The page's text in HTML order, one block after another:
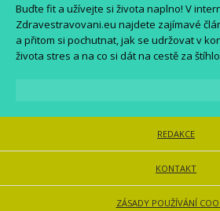
Buďte fit a užívejte si života naplno! V
Zdravestravovani.eu najdete zajímavé
a přitom si pochutnat, jak se udržovat v
života stres a na co si dát na cestě za
REDAKCE
KONTAKT
ZÁSADY POUŽÍVÁNÍ